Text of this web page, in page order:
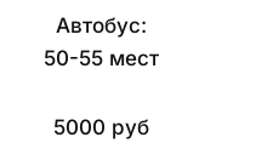
Автобус:
50-55 мест
5000 руб